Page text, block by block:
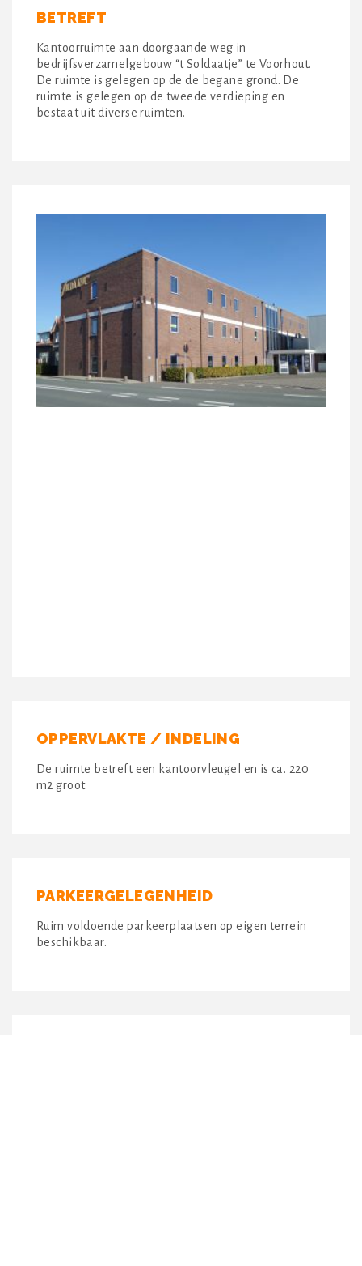
BETREFT
Kantoorruimte aan doorgaande weg in
bedrijfsverzamelgebouw “t Soldaatje” te Voorhout.
De ruimte is gelegen op de de begane grond. De
ruimte is gelegen op de tweede verdieping en
bestaat uit diverse ruimten.
OPPERVLAKTE / INDELING
De ruimte betreft een kantoorvleugel en is ca. 220
m2 groot.
PARKEERGELEGENHEID
Ruim voldoende parkeerplaatsen op eigen terrein
beschikbaar.